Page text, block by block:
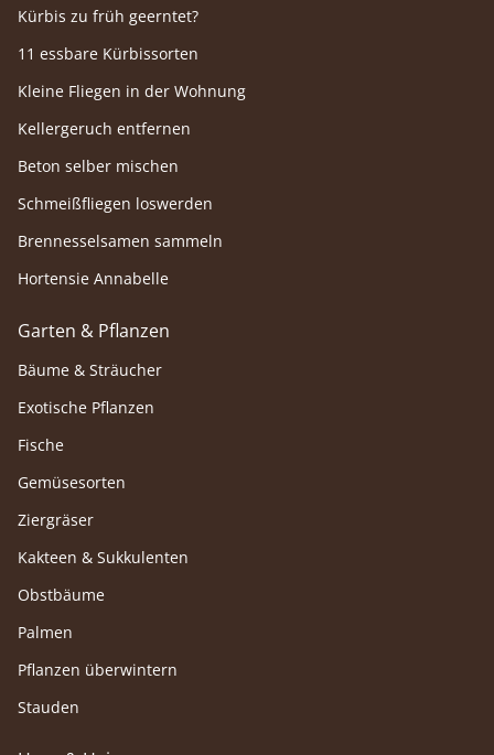
Kürbis zu früh geerntet?
11 essbare Kürbissorten
Kleine Fliegen in der Wohnung
Kellergeruch entfernen
Beton selber mischen
Schmeißfliegen loswerden
Brennesselsamen sammeln
Hortensie Annabelle
Garten & Pflanzen
Bäume & Sträucher
Exotische Pflanzen
Fische
Gemüsesorten
Ziergräser
Kakteen & Sukkulenten
Obstbäume
Palmen
Pflanzen überwintern
Stauden